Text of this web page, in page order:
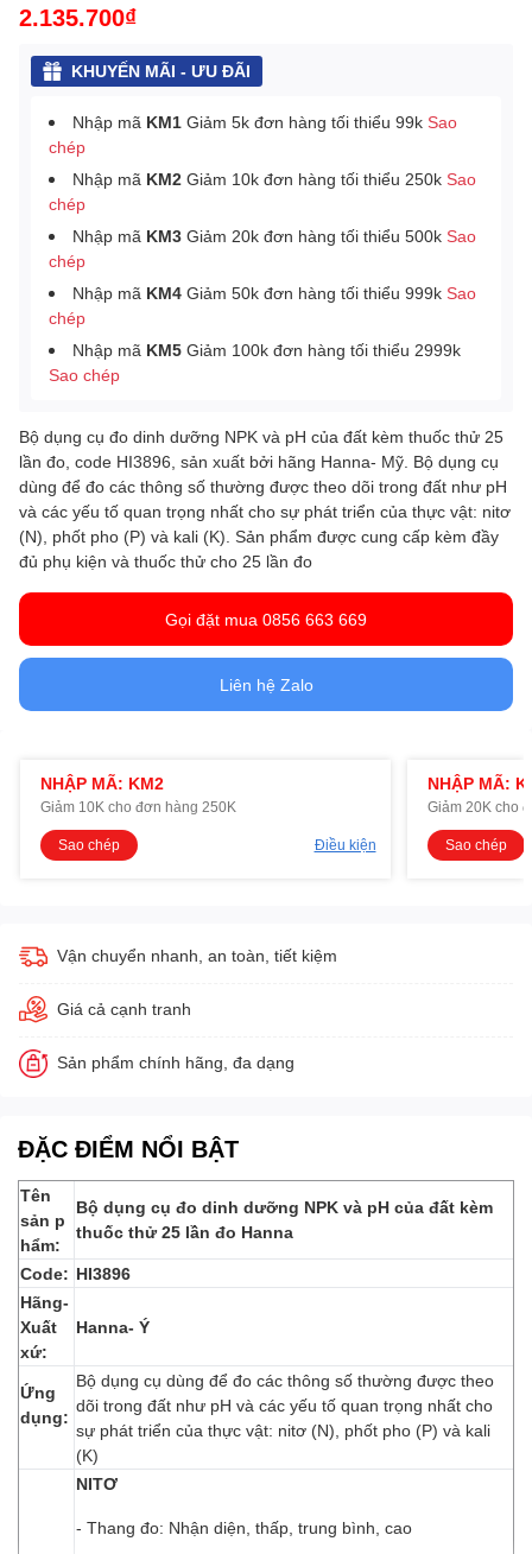
2.135.700₫
KHUYẾN MÃI - ƯU ĐÃI
Nhập mã KM1 Giảm 5k đơn hàng tối thiểu 99k Sao
chép
Nhập mã KM2 Giảm 10k đơn hàng tối thiểu 250k Sao
chép
Nhập mã KM3 Giảm 20k đơn hàng tối thiểu 500k Sao
chép
Nhập mã KM4 Giảm 50k đơn hàng tối thiểu 999k Sao
chép
Nhập mã KM5 Giảm 100k đơn hàng tối thiểu 2999k
Sao chép
Bộ dụng cụ đo dinh dưỡng NPK và pH của đất kèm thuốc thử 25
lần đo, code HI3896, sản xuất bởi hãng Hanna- Mỹ. Bộ dụng cụ
dùng để đo các thông số thường được theo dõi trong đất như pH
và các yếu tố quan trọng nhất cho sự phát triển của thực vật: nitơ
(N), phốt pho (P) và kali (K). Sản phẩm được cung cấp kèm đầy
đủ phụ kiện và thuốc thử cho 25 lần đo
Gọi đặt mua 0856 663 669
Liên hệ Zalo
NHẬP MÃ: KM2
Giảm 10K cho đơn hàng 250K
Sao chép Điều kiện
NHẬP MÃ:
Giảm 20K cho
Sao chép
Vận chuyển nhanh, an toàn, tiết kiệm
Giá cả cạnh tranh
Sản phẩm chính hãng, đa dạng
ĐẶC ĐIỂM NỔI BẬT
Tên
sản p
hẩm:
Bộ dụng cụ đo dinh dưỡng NPK và pH của đất kèm
thuốc thử 25 lần đo Hanna
Code: HI3896
Hãng-
Xuất
xứ:
Hanna- Ý
Ứng
dụng:
Bộ dụng cụ dùng để đo các thông số thường được theo
dõi trong đất như pH và các yếu tố quan trọng nhất cho
sự phát triển của thực vật: nitơ (N), phốt pho (P) và kali
(K)
NITƠ
- Thang đo: Nhận diện, thấp, trung bình, cao